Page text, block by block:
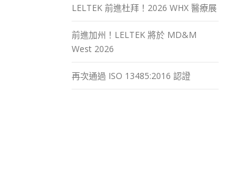
LELTEK 前進杜拜！2026 WHX 醫療展
前進加州！LELTEK 將於 MD&M
West 2026
再次通過 ISO 13485:2016 認證